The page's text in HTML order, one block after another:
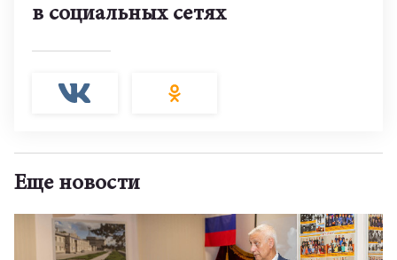
в социальных сетях
Еще новости